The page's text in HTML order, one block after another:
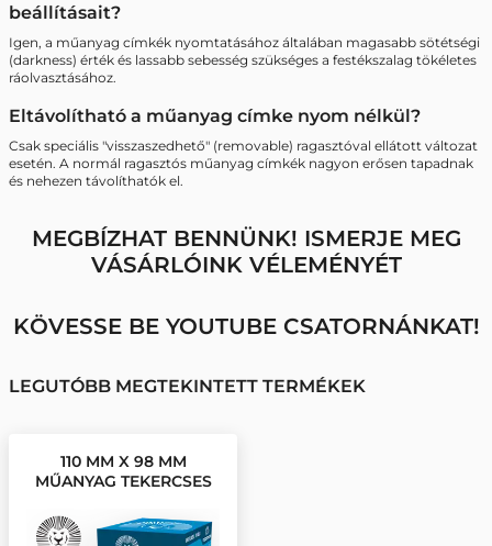
beállításait?
Igen, a műanyag címkék nyomtatásához általában magasabb sötétségi
(darkness) érték és lassabb sebesség szükséges a festékszalag tökéletes
ráolvasztásához.
Eltávolítható a műanyag címke nyom nélkül?
Csak speciális "visszaszedhető" (removable) ragasztóval ellátott változat
esetén. A normál ragasztós műanyag címkék nagyon erősen tapadnak
és nehezen távolíthatók el.
MEGBÍZHAT BENNÜNK! ISMERJE MEG
VÁSÁRLÓINK VÉLEMÉNYÉT
KÖVESSE BE YOUTUBE CSATORNÁNKAT!
LEGUTÓBB MEGTEKINTETT TERMÉKEK
110 MM X 98 MM
MŰANYAG TEKERCSES
2000 CÍMKE/TEKERCS )